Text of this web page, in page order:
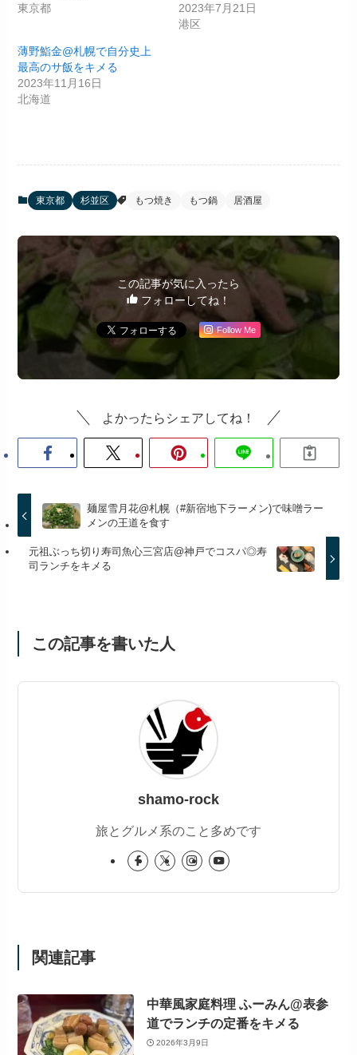
東京都
2023年7月21日
港区
薄野鮨金@札幌で自分史上
最高のサ飯をキメる
2023年11月16日
北海道
東京都 杉並区 もつ焼き もつ鍋 居酒屋
この記事が気に入ったら
フォローしてね！
Follow Me
よかったらシェアしてね！
麺屋雪月花@札幌（#新宿地下ラーメン)で味噌ラー
メンの王道を食す
元祖ぶっち切り寿司魚心三宮店@神戸でコスパ◎寿
司ランチをキメる
この記事を書いた人
shamo-rock
旅とグルメ系のこと多めです
関連記事
中華風家庭料理 ふーみん@表参
道でランチの定番をキメる
2026年3月9日